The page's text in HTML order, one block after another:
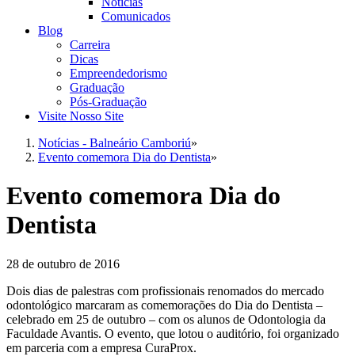
Comunicados
Blog
Carreira
Dicas
Empreendedorismo
Graduação
Pós-Graduação
Visite Nosso Site
Notícias - Balneário Camboriú»
Evento comemora Dia do Dentista»
Evento comemora Dia do
Dentista
28 de outubro de 2016
Dois dias de palestras com profissionais renomados do mercado
odontológico marcaram as comemorações do Dia do Dentista –
celebrado em 25 de outubro – com os alunos de Odontologia da
Faculdade Avantis. O evento, que lotou o auditório, foi organizado
em parceria com a empresa CuraProx.